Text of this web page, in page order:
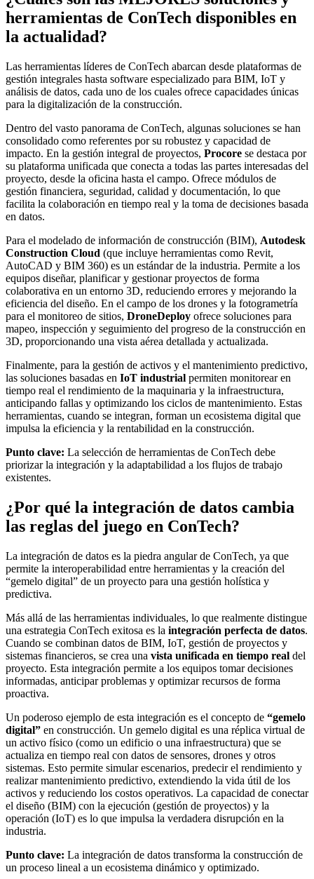
herramientas de ConTech disponibles en
la actualidad?
Las herramientas líderes de ConTech abarcan desde plataformas de
gestión integrales hasta software especializado para BIM, IoT y
análisis de datos, cada uno de los cuales ofrece capacidades únicas
para la digitalización de la construcción.
Dentro del vasto panorama de ConTech, algunas soluciones se han
consolidado como referentes por su robustez y capacidad de
impacto. En la gestión integral de proyectos, Procore se destaca por
su plataforma unificada que conecta a todas las partes interesadas del
proyecto, desde la oficina hasta el campo. Ofrece módulos de
gestión financiera, seguridad, calidad y documentación, lo que
facilita la colaboración en tiempo real y la toma de decisiones basada
en datos.
Para el modelado de información de construcción (BIM), Autodesk
Construction Cloud (que incluye herramientas como Revit,
AutoCAD y BIM 360) es un estándar de la industria. Permite a los
equipos diseñar, planificar y gestionar proyectos de forma
colaborativa en un entorno 3D, reduciendo errores y mejorando la
eficiencia del diseño. En el campo de los drones y la fotogrametría
para el monitoreo de sitios, DroneDeploy ofrece soluciones para
mapeo, inspección y seguimiento del progreso de la construcción en
3D, proporcionando una vista aérea detallada y actualizada.
Finalmente, para la gestión de activos y el mantenimiento predictivo,
las soluciones basadas en IoT industrial permiten monitorear en
tiempo real el rendimiento de la maquinaria y la infraestructura,
anticipando fallas y optimizando los ciclos de mantenimiento. Estas
herramientas, cuando se integran, forman un ecosistema digital que
impulsa la eficiencia y la rentabilidad en la construcción.
Punto clave: La selección de herramientas de ConTech debe
priorizar la integración y la adaptabilidad a los flujos de trabajo
existentes.
¿Por qué la integración de datos cambia
las reglas del juego en ConTech?
La integración de datos es la piedra angular de ConTech, ya que
permite la interoperabilidad entre herramientas y la creación del
“gemelo digital” de un proyecto para una gestión holística y
predictiva.
Más allá de las herramientas individuales, lo que realmente distingue
una estrategia ConTech exitosa es la integración perfecta de datos.
Cuando se combinan datos de BIM, IoT, gestión de proyectos y
sistemas financieros, se crea una vista unificada en tiempo real del
proyecto. Esta integración permite a los equipos tomar decisiones
informadas, anticipar problemas y optimizar recursos de forma
proactiva.
Un poderoso ejemplo de esta integración es el concepto de “gemelo
digital” en construcción. Un gemelo digital es una réplica virtual de
un activo físico (como un edificio o una infraestructura) que se
actualiza en tiempo real con datos de sensores, drones y otros
sistemas. Esto permite simular escenarios, predecir el rendimiento y
realizar mantenimiento predictivo, extendiendo la vida útil de los
activos y reduciendo los costos operativos. La capacidad de conectar
el diseño (BIM) con la ejecución (gestión de proyectos) y la
operación (IoT) es lo que impulsa la verdadera disrupción en la
industria.
Punto clave: La integración de datos transforma la construcción de
un proceso lineal a un ecosistema dinámico y optimizado.